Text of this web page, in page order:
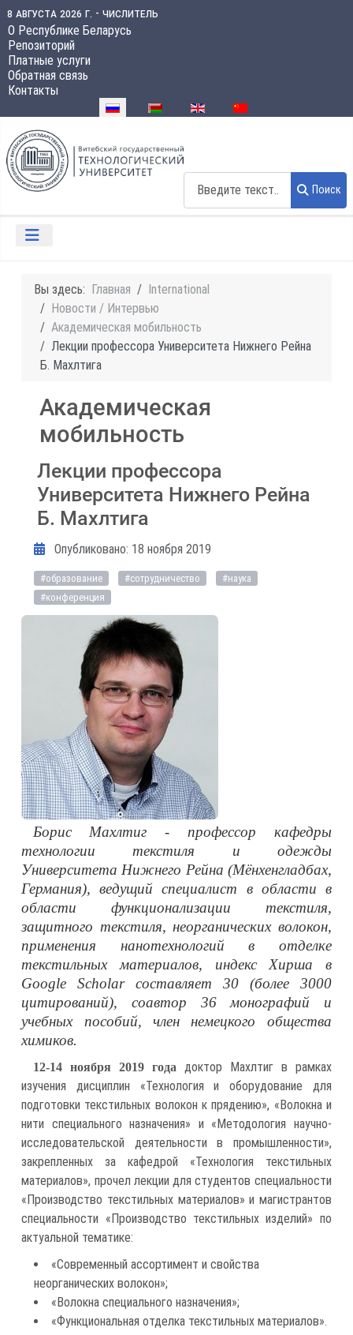
8 августа 2026 г. - числитель
О Республике Беларусь
Репозиторий
Платные услуги
Обратная связь
Контакты
Выберите язык
Поиск
Вы здесь: Главная
International
Новости / Интервью
Академическая мобильность
Лекции профессора Университета Нижнего Рейна
Б. Махлтига
Академическая
мобильность
Лекции профессора
Университета Нижнего Рейна
Б. Махлтига
Информация о материале
Опубликовано: 18 ноября 2019
#образование #сотрудничество
#наука
#конференция
Борис Махлтиг - профессор кафедры
технологии текстиля и одежды
Университета Нижнего Рейна (Мёнхенгладбах,
Германия), ведущий специалист в области в
области функционализации текстиля,
защитного текстиля, неорганических волокон,
применения нанотехнологий в отделке
текстильных материалов, индекс Хирша в
Google Scholar составляет 30 (более 3000
цитирований), соавтор 36 монографий и
учебных пособий, член немецкого общества
химиков.
12-14 ноября 2019 годадоктор Махлтиг в рамках
изучения дисциплин «Технология и оборудование для
подготовки текстильных волокон к прядению», «Волокна и
нити специального назначения» и «Методология научно-
исследовательской деятельности в промышленности»,
закрепленных за кафедрой «Технология текстильных
материалов», прочел лекции для студентов специальности
«Производство текстильных материалов» и магистрантов
специальности «Производство текстильных изделий» по
актуальной тематике:
«Современный ассортимент и свойства
неорганических волокон»;
«Волокна специального назначения»;
«Функциональная отделка текстильных материалов».